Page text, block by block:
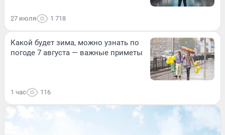
27 июля 1 718
Какой будет зима, можно узнать по
погоде 7 августа — важные приметы
1 час 116